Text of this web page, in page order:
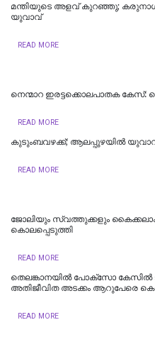
മന്തിയുടെ അളവ് കുറഞ്ഞു;
യുവാവ്
READ MORE
നെന്മാറ ഇരട്ടക്കൊലപാതക കേസ്:
READ MORE
കുടുംബവഴക്ക്; ആലപ്പുഴയില്‍
READ MORE
ജോലിയും സ്വത്തുക്കളും
കൊലപ്പെടുത്തി
READ MORE
തെലങ്കാനയിൽ പോക്‌സോ കേസില്‍
അതിജീവിത അടക്കം ആറുപേരെ
READ MORE